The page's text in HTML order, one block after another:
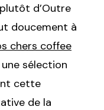
d’Outre
doucement à
chers coffee
sélection
cette
de la